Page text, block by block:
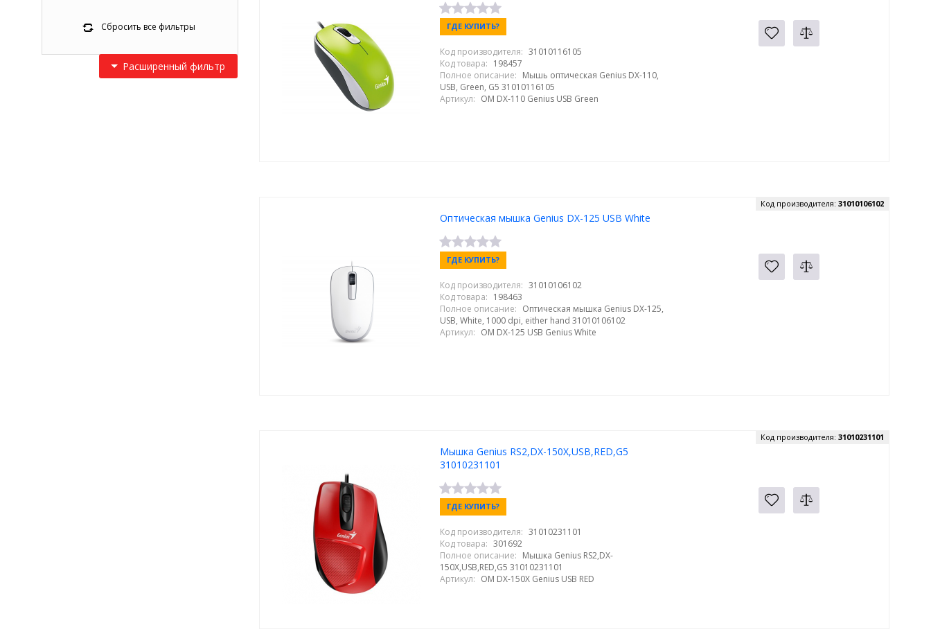
Сбросить все фильтры
Расширенный фильтр
ГДЕ КУПИТЬ?
Код производителя: 31010116105
Код товара: 198457
Полное описание: Мышь оптическая Genius DX-110,
USB, Green, G5 31010116105
Артикул: OM DX-110 Genius USB Green
Оптическая мышка Genius DX-125 USB White
Код производителя: 31010106102
ГДЕ КУПИТЬ?
Код производителя: 31010106102
Код товара: 198463
Полное описание: Оптическая мышка Genius DX-125,
USB, White, 1000 dpi, either hand 31010106102
Артикул: OM DX-125 USB Genius White
Мышка Genius RS2,DX-150X,USB,RED,G5
31010231101
Код производителя: 31010231101
ГДЕ КУПИТЬ?
Код производителя: 31010231101
Код товара: 301692
Полное описание: Мышка Genius RS2,DX-
150X,USB,RED,G5 31010231101
Артикул: ОМ DX-150X Genius USB RED